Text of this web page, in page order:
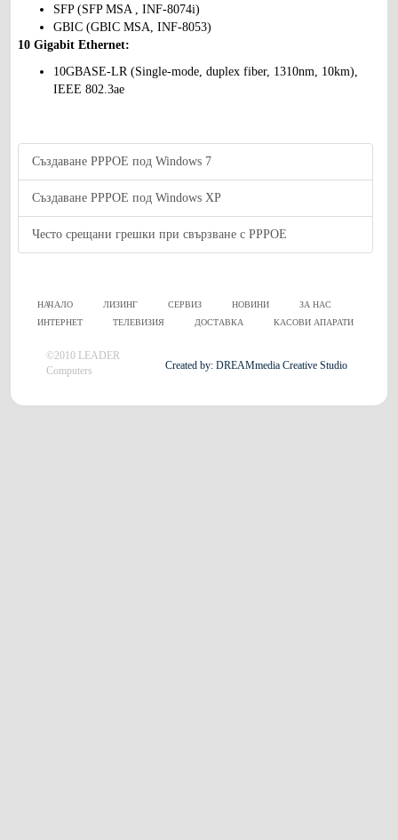
SFP (SFP MSA , INF-8074i)
GBIC (GBIC MSA, INF-8053)
10 Gigabit Ethernet:
10GBASE-LR (Single-mode, duplex fiber, 1310nm, 10km),
IEEE 802.3ae
Създаване PPPOE под Windows 7
Създаване PPPOE под Windows XP
Често срещани грешки при свързване с PPPOE
НАЧАЛО ЛИЗИНГ СЕРВИЗ НОВИНИ
ЗА НАС
ИНТЕРНЕТ
ТЕЛЕВИЗИЯ ДОСТАВКА КАСОВИ АПАРАТИ
Created by: DREAMmedia Creative Studio
©2010 LEADER
Computers